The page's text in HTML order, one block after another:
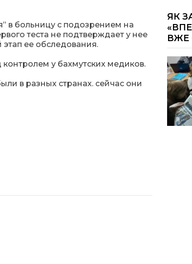
в больницу с подозрением на
теста не подтверждает у нее
ее обследования.
у бахмутских медиков.
в разных странах. сейчас они
09:27
03 сер
14:12
01 сер
14:04
01 сер
ЯК
ВЖЕ